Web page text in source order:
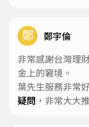
鄭
鄭宇倫
非常感謝台灣理
金上的窘境。
葉先生服務非常
疑問 ，非常大大